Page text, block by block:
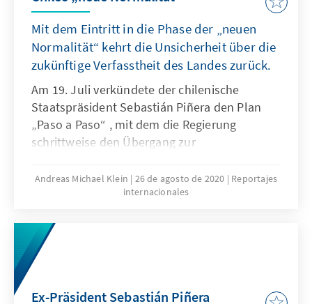
Mit dem Eintritt in die Phase der „neuen
Normalität“ kehrt die Unsicherheit über die
zukünftige Verfasstheit des Landes zurück.
Am 19. Juli verkündete der chilenische
Staatspräsident Sebastián Piñera den Plan
„Paso a Paso“ , mit dem die Regierung
schrittweise den Übergang zur
einleitet. Nach über 100 Tagen Quarantäne
mit Ausgangssperre, 390.000 Infizierten sowie
Infektion Verstorbenen entfalten die
Maßnahmen der Regierung ihre Wirkung. Zur
„neuen Normalität“ gehören die
Ausbruch der Pandemie bestimmten die
Andreas Michael Klein 26 de agosto de 2020
Reportajes
internacionales
Ex-Präsident Sebastián Piñera